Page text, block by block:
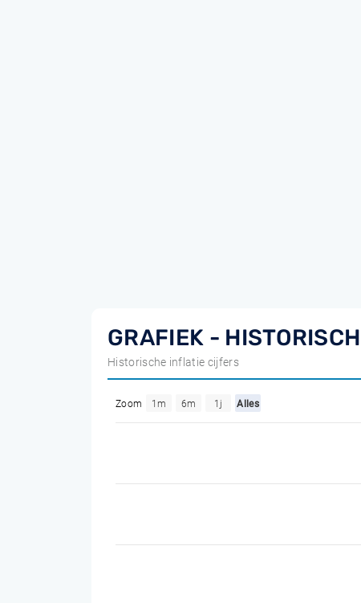
GRAFIEK -
Historische inflatie cijfers
Zoom 1m 6m 1j Alles